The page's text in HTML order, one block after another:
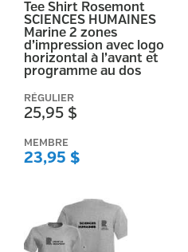
Tee Shirt Rosemont
SCIENCES HUMAINES
Marine 2 zones
d’impression avec logo
horizontal à l’avant et
programme au dos
RÉGULIER
25,95 $
MEMBRE
23,95 $